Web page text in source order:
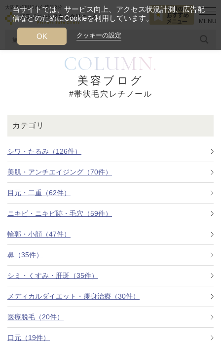
大阪西梅田駅から徒歩2分
糸リフト ヒアルロン酸
今月のおすすめメニュー
クリニックについて
料金一覧
施術症例
初めての方へ
お悩みで探す
帯状毛穴レチノール
COLUMN.
美容ブログ
#帯状毛穴レチノール
カテゴリ
シワ・たるみ（126件）
美肌・アンチエイジング（70件）
目元・二重（62件）
ニキビ・ニキビ跡・毛穴（59件）
輪郭・小顔（47件）
鼻（35件）
シミ・くすみ・肝斑（35件）
メディカルダイエット・瘦身治療（30件）
医療脱毛（20件）
口元（19件）
当サイトでは、サービス向上、アクセス状況計測、広告配
信などのためにCookieを利用しています。
クッキーの設定
OK